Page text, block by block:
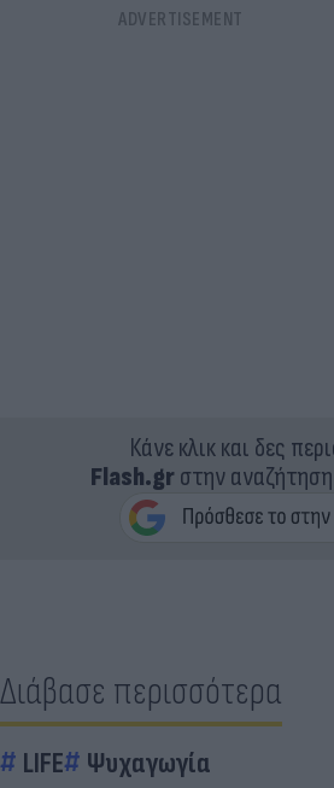
Κάνε κλικ και δες
Flash.grστην
Διάβασε περισσότερα
LIFE Ψυχαγωγία